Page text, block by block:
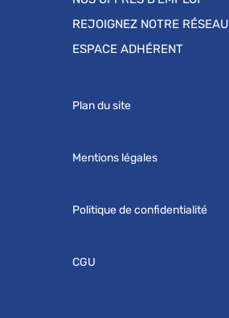
REJOIGNEZ NOTRE RÉSEAU
ESPACE ADHÉRENT
Plan du site
Mentions légales
Politique de confidentialité
CGU